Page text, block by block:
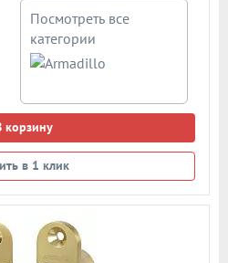
Посмотреть все
категории
корзину
в 1 клик